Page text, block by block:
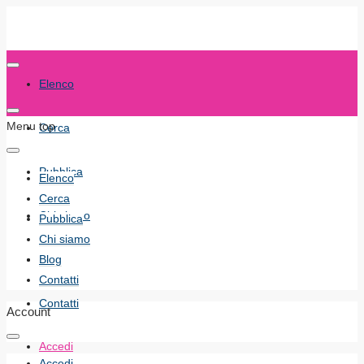
Elenco
Cerca
Pubblica
Chi siamo
Blog
Contatti
Accedi
Menu top
Elenco
Cerca
Pubblica
Chi siamo
Blog
Contatti
Account